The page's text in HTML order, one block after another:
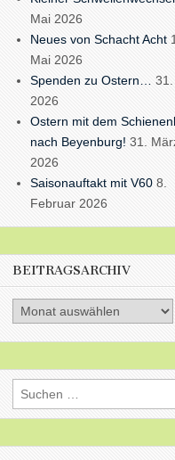
Mai 2026
Neues von Schacht Acht
Mai 2026
Spenden zu Ostern…
2026
Ostern mit dem
nach Beyenburg! 31.
2026
Saisonauftakt mit V60 8.
Februar 2026
BEITRAGSARCHIV
Beitragsarchiv
Suchen
nach: